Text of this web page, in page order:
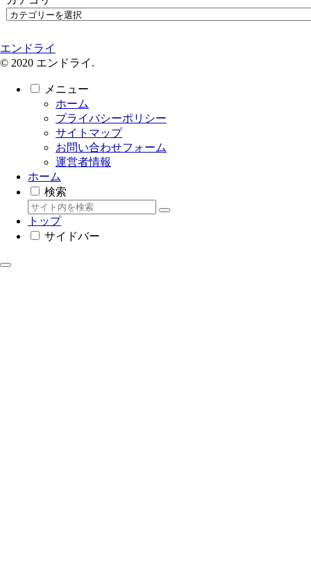
エンドライ
© 2020 エンドライ.
メニュー
ホーム
プライバシーポリシー
サイトマップ
お問い合わせフォーム
運営者情報
ホーム
検索
トップ
サイドバー